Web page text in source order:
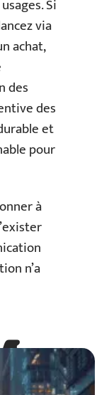
Si
via
achat,
des
des
et
pour
à
n’a